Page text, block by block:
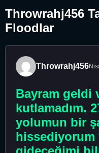
Throwrahj456
Floodlar
Throwrahj456
Bayram geldi
kutlamadım.
yolumun bir
hissediyorum